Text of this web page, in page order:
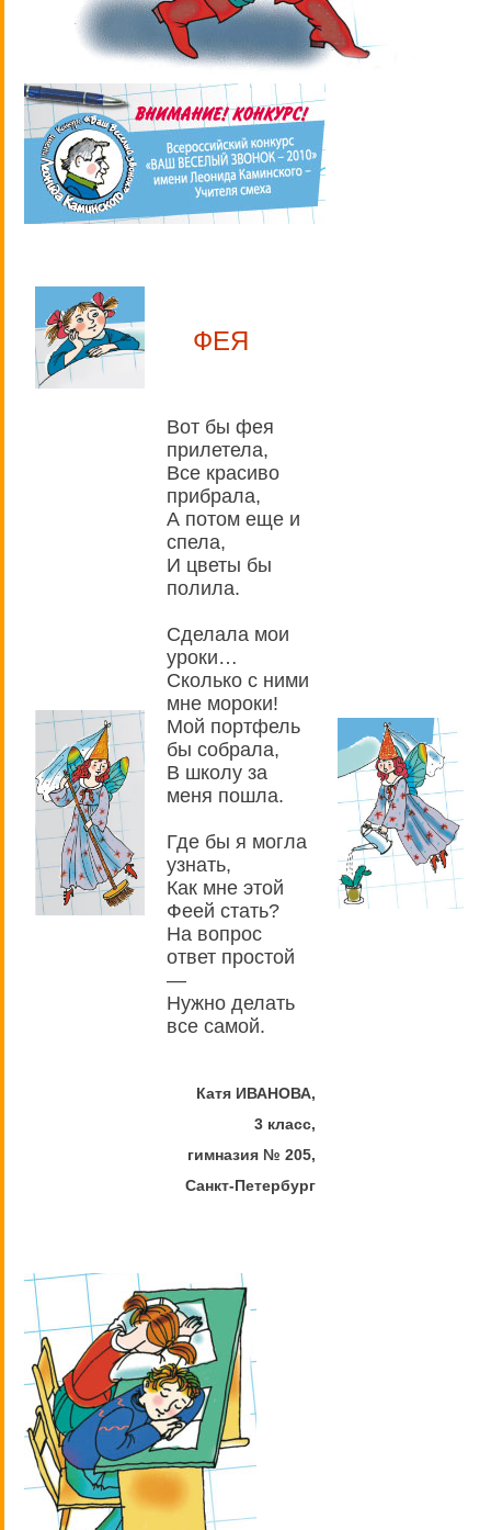
ФЕЯ
Вот бы фея
прилетела,
Все красиво
прибрала,
А потом еще и
спела,
И цветы бы
полила.
Сделала мои
уроки…
Сколько с ними
мне мороки!
Мой портфель
бы собрала,
В школу за
меня пошла.
Где бы я могла
узнать,
Как мне этой
Феей стать?
На вопрос
ответ простой
—
Нужно делать
все самой.
Катя ИВАНОВА,
3 класс,
гимназия № 205,
Санкт-Петербург